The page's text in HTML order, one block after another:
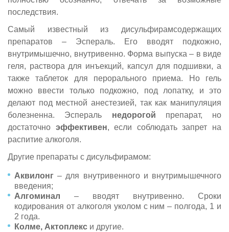
последствия.
Самый известный из дисульфирамсодержащих
препаратов – Эспераль. Его вводят подкожно,
внутримышечно, внутривенно. Форма выпуска – в виде
геля, раствора для инъекций, капсул для подшивки, а
также таблеток для перорального приема. Но гель
можно ввести только подкожно, под лопатку, и это
делают под местной анестезией, так как манипуляция
болезненна. Эспераль недорогой препарат, но
достаточно эффективен, если соблюдать запрет на
распитие алкоголя.
Другие препараты с дисульфирамом:
Аквилонг – для внутривенного и внутримышечного
введения;
Алгоминал – вводят внутривенно. Сроки
кодирования от алкоголя уколом с ним – полгода, 1 и
2 года.
Колме, Актоплекс и другие.